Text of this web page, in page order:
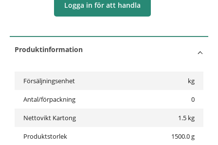
Logga in för att handla
Produktinformation
Försäljningsenhet kg
Antal/förpackning 0
Nettovikt Kartong 1.5 kg
Produktstorlek 1500.0 g